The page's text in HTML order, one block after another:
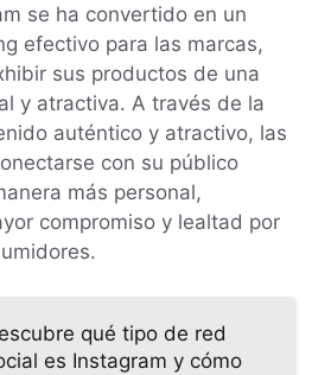
se ha convertido en un
efectivo para las marcas,
sus productos de una
y atractiva. A través de la
auténtico y atractivo, las
con su público
más personal,
compromiso y lealtad por
qué tipo de red
es Instagram y cómo